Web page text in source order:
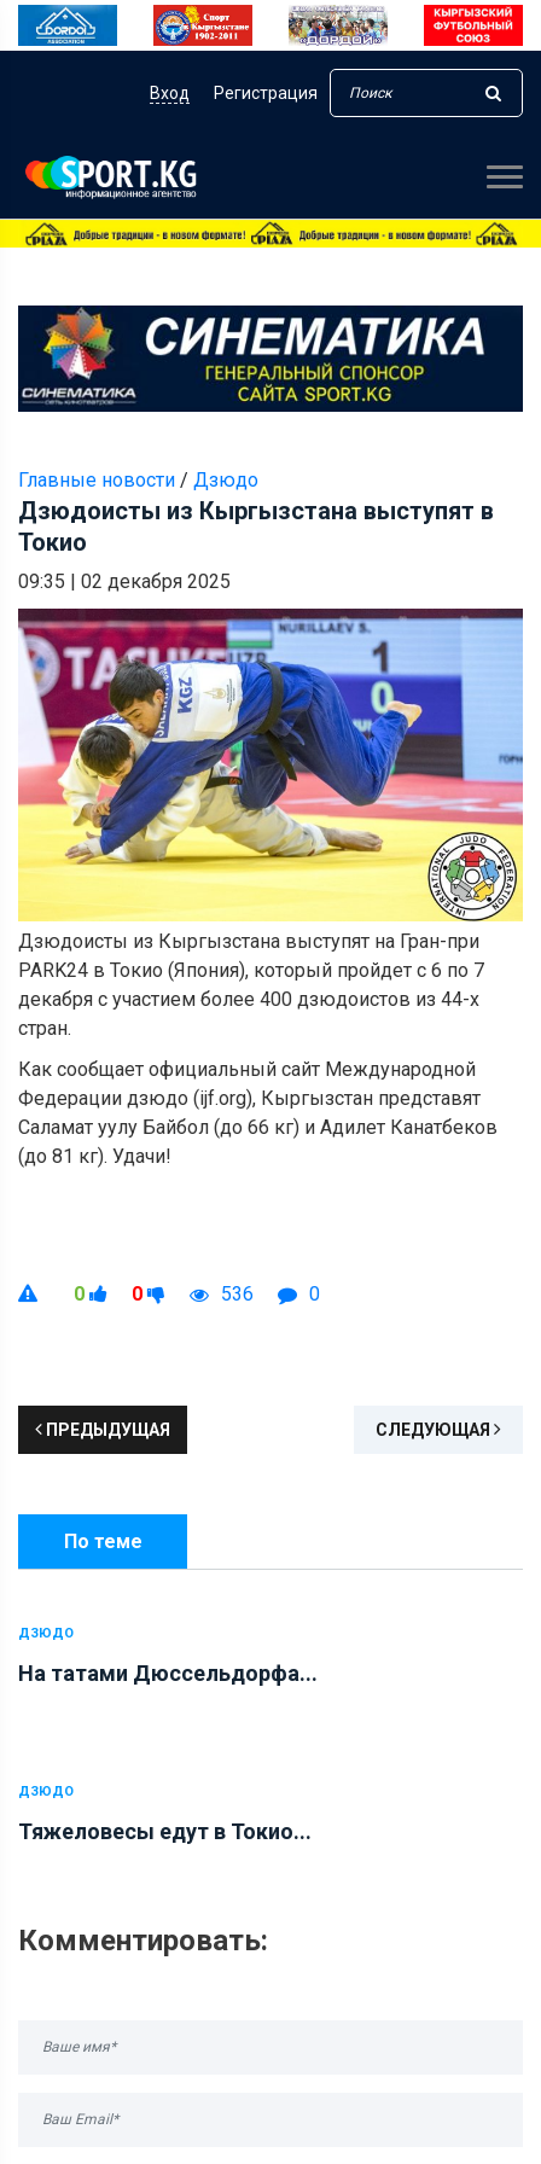
Вход Регистрация
Главные новости / Дзюдо
Дзюдоисты из Кыргызстана выступят в
Токио
09:35 | 02 декабря 2025
Дзюдоисты из Кыргызстана выступят на Гран-при
PARK24 в Токио (Япония), который пройдет с 6 по 7
декабря с участием более 400 дзюдоистов из 44-х
стран.
Как сообщает официальный сайт Международной
Федерации дзюдо (ijf.org), Кыргызстан представят
Саламат уулу Байбол (до 66 кг) и Адилет Канатбеков
(до 81 кг). Удачи!
0 0 536 0
ПРЕДЫДУЩАЯ СЛЕДУЮЩАЯ
По теме
ДЗЮДО
На татами Дюссельдорфа...
ДЗЮДО
Тяжеловесы едут в Токио...
Комментировать: